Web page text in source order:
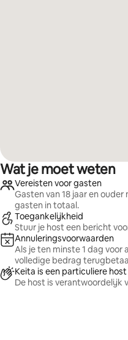
Wat je moet weten
Vereisten voor gasten
Gasten van 18 jaar en
gasten in totaal.
Toegankelijkheid
Stuur je host een bericht
Annuleringsvoorwaarden
Als je ten minste 1 dag voor
volledige bedrag
Keita is een particuliere host
De host is verantwoordelijk